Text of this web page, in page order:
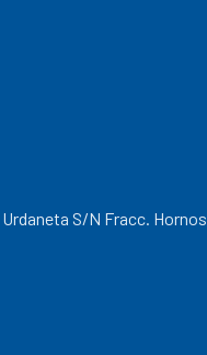
S/N Fracc. Hornos